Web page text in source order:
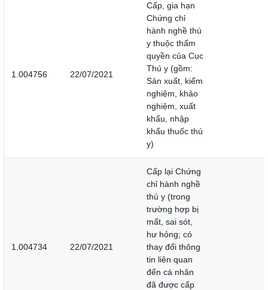
1.004756 22/07/2021
Cấp, gia hạn
Chứng chỉ
hành nghề thú
y thuộc thẩm
quyền của Cục
Thú y (gồm:
Sản xuất, kiểm
nghiệm, khảo
nghiệm, xuất
khẩu, nhập
khẩu thuốc thú
y)
1.004734 22/07/2021
Cấp lại Chứng
chỉ hành nghề
thú y (trong
trường hợp bị
mất, sai sót,
hư hỏng; có
thay đổi thông
tin liên quan
đến cá nhân
đã được cấp